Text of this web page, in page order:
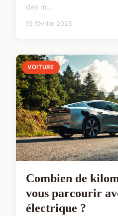
des m...
15 février 2025
VOITURE
Combien de
vous parcourir
électrique ?